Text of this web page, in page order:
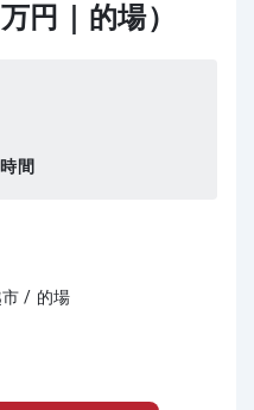
円｜的場）
間
/ 的場